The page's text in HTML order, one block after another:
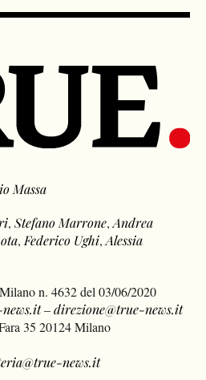
Massa
,Stefano Marrone,Andrea
, Federico Ughi,Alessia
n. 4632 del 03/06/2020
–direzione@true-news.it
35 20124 Milano
news.it